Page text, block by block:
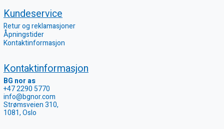
Kundeservice
Retur og reklamasjoner
Åpningstider
Kontaktinformasjon
Kontaktinformasjon
BG nor as
+47 2290 5770
info@bgnor.com
Strømsveien 310,
1081, Oslo